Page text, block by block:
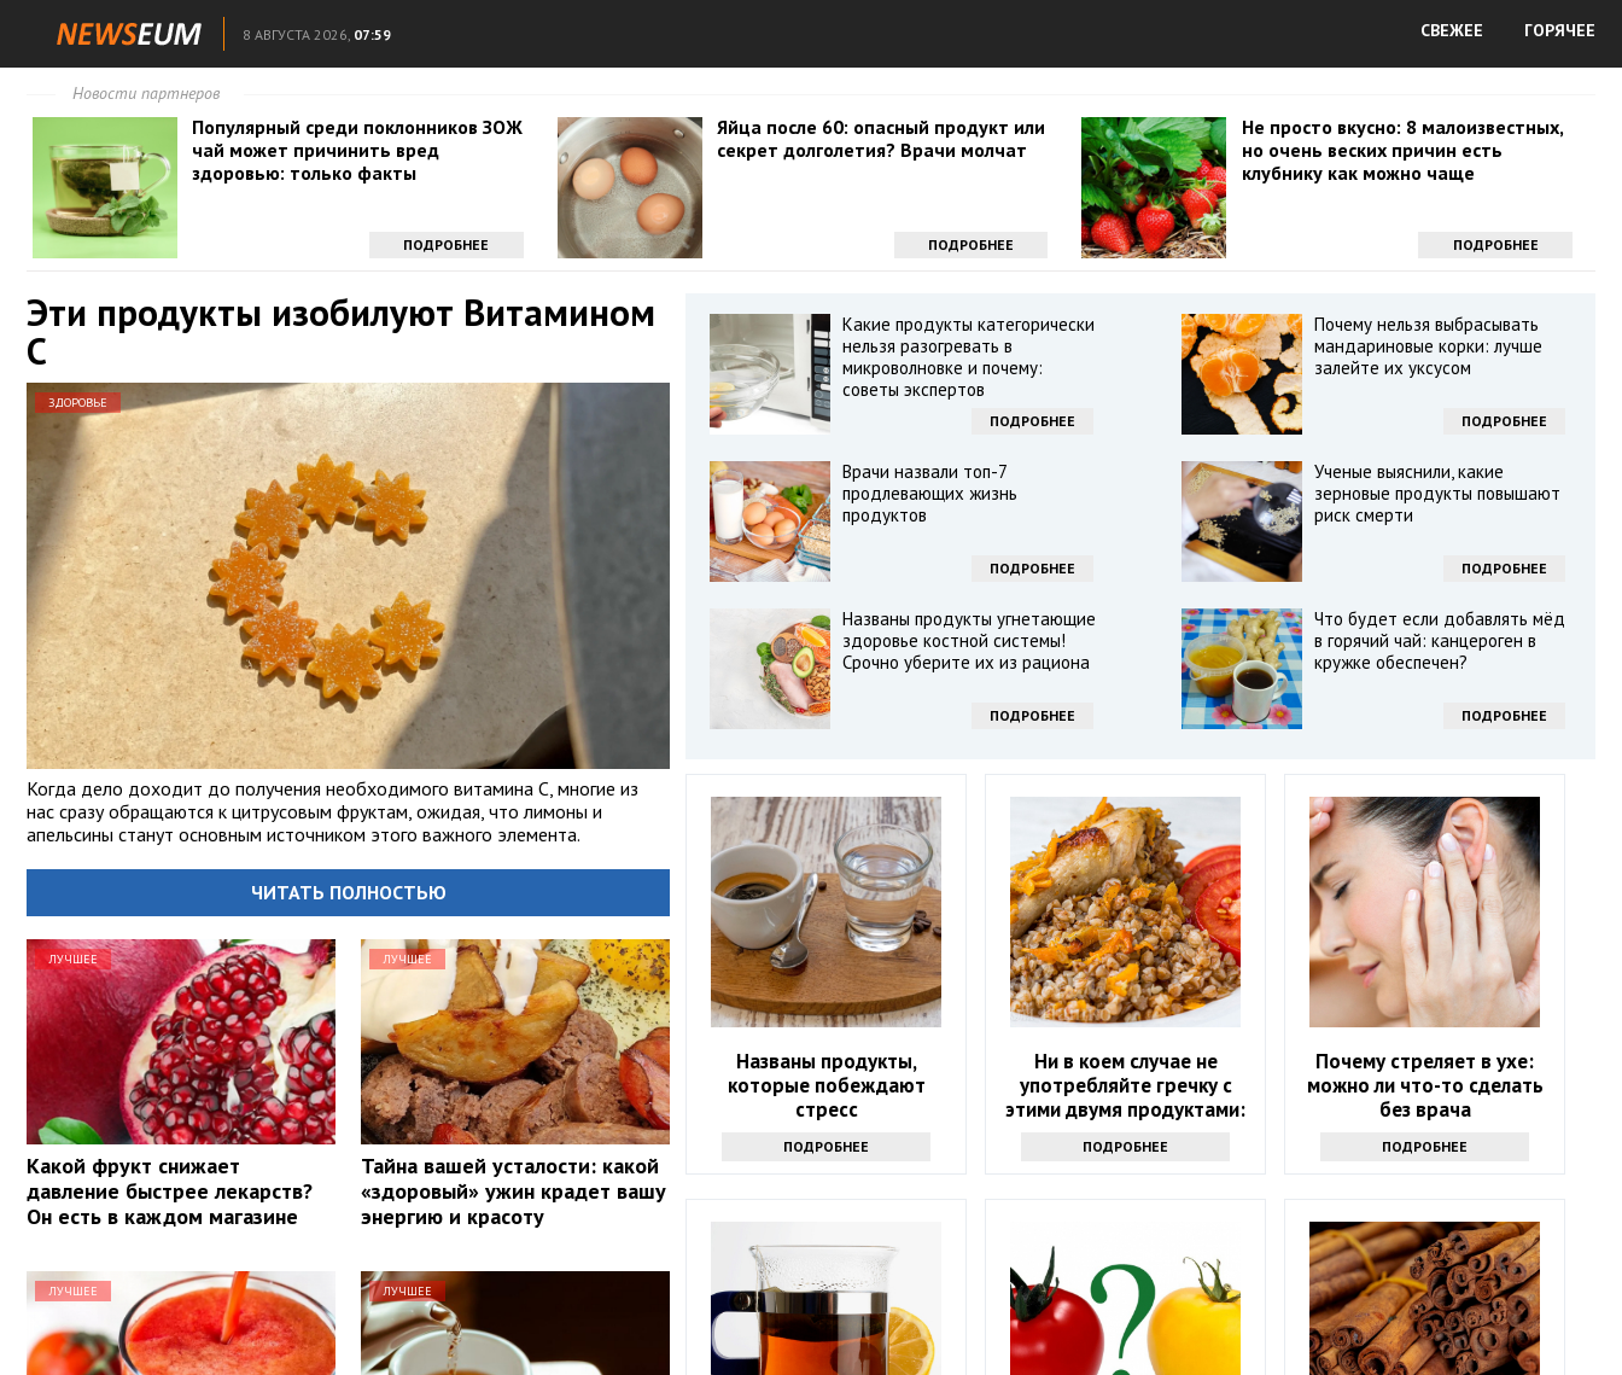
8 АВГУСТА 2026, 07:59 СВЕЖЕЕ ГОРЯЧЕЕ
Новости партнеров
Популярный среди поклонников ЗОЖ
чай может причинить вред
здоровью: только факты
ПОДРОБНЕЕ
Яйца после 60: опасный продукт или
секрет долголетия? Врачи молчат
ПОДРОБНЕЕ
Не просто вкусно: 8 малоизвестных,
но очень веских причин есть
клубнику как можно чаще
ПОДРОБНЕЕ
Эти продукты изобилуют Витамином
С
ЗДОРОВЬЕ
Когда дело доходит до получения необходимого витамина С, многие из
нас сразу обращаются к цитрусовым фруктам, ожидая, что лимоны и
апельсины станут основным источником этого важного элемента.
ЧИТАТЬ ПОЛНОСТЬЮ
ЛУЧШЕЕ
Какой фрукт снижает
давление быстрее лекарств?
Он есть в каждом магазине
ЛУЧШЕЕ
Тайна вашей усталости: какой
«здоровый» ужин крадет вашу
энергию и красоту
ЛУЧШЕЕ ЛУЧШЕЕ
Какие продукты категорически
нельзя разогревать в
микроволновке и почему:
советы экспертов
ПОДРОБНЕЕ
Почему нельзя выбрасывать
мандариновые корки: лучше
залейте их уксусом
ПОДРОБНЕЕ
Врачи назвали топ-7
продлевающих жизнь
продуктов
ПОДРОБНЕЕ
Ученые выяснили, какие
зерновые продукты повышают
риск смерти
ПОДРОБНЕЕ
Названы продукты угнетающие
здоровье костной системы!
Срочно уберите их из рациона
ПОДРОБНЕЕ
Что будет если добавлять мёд
в горячий чай: канцероген в
кружке обеспечен?
ПОДРОБНЕЕ
Названы продукты,
которые побеждают
стресс
ПОДРОБНЕЕ
Ни в коем случае не
употребляйте гречку с
этими двумя продуктами:
последствия
ПОДРОБНЕЕ
Почему стреляет в ухе:
можно ли что-то сделать
без врача
ПОДРОБНЕЕ